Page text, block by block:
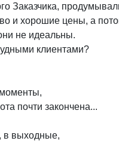
Заказчика,
и хорошие цены, а
не идеальны.
клиентами?
почти закончена...
в выходные,